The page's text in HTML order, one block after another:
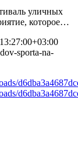
уличных
которое…
sporta-na-